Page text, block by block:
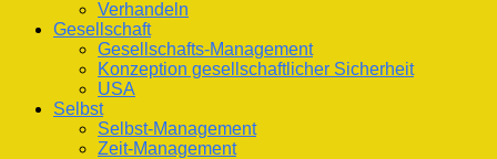
Verhandeln
Gesellschaft
Gesellschafts-Management
Konzeption gesellschaftlicher Sicherheit
USA
Selbst
Selbst-Management
Zeit-Management